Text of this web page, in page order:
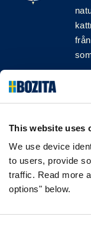
This website uses
We use device
to users, provide
traffic. Read more
options" below.
INFORMATION
VANLIGA
OM FÖRETAGET